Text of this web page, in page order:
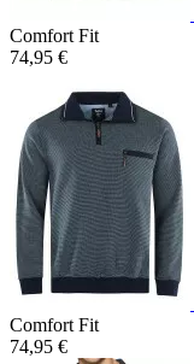
Comfort Fit
74,95 €
Comfort Fit
74,95 €